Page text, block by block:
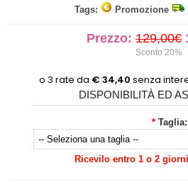
Tags:
Promozione
Prezzo: 129,00€
Sconto 20%
DISPONIBILITÀ ED
* Taglia:
Ricevilo entro 1 o 2 giorni